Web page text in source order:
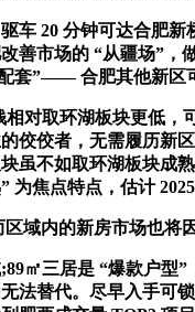
20 分钟可达合肥新
善市场的 “从疆场”，
套”—— 合肥其他新区
取环湖板块更低，可
佼佼者，无需履历新
虽不如取环湖板块成
为焦点特点，估计
内的新房市场也将因
三居是 “爆款户型”
法替代。尽早入手可